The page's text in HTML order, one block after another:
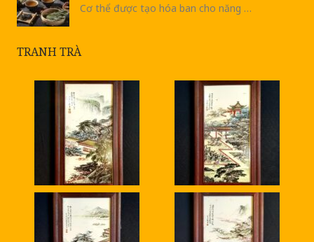
Cơ thể được tạo hóa ban cho năng …
TRANH TRÀ